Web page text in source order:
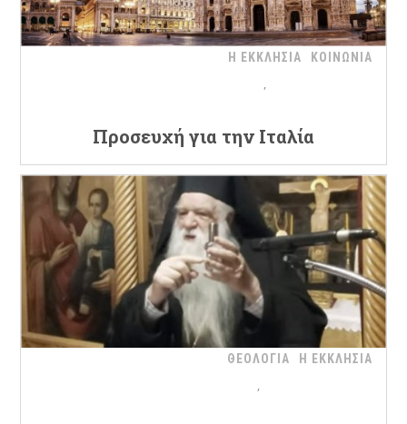
Η ΕΚΚΛΗΣΙΑ ΚΟΙΝΩΝΙΑ
Προσευχή για την Ιταλία
ΘΕΟΛΟΓΙΑ Η ΕΚΚΛΗΣΙΑ